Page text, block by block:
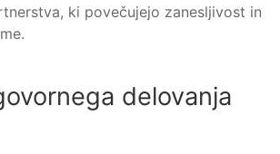
ki povečujejo zanesljivost in
delovanja